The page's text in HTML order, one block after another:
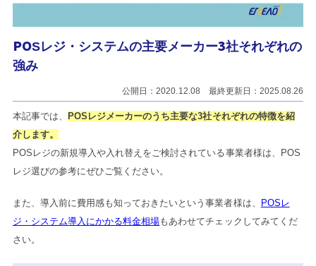
POSレジ・システムの主要メーカー3社それぞれの
強み
公開日：2020.12.08 最終更新日：2025.08.26
本記事では、
POSレジメーカーのうち主要な3社それぞれの特徴を紹
介します。
POSレジの新規導入や入れ替えをご検討されている事業者様は、POS
レジ選びの参考にぜひご覧ください。
また、導入前に費用感も知っておきたいという事業者様は、
POSレ
ジ・システム導入にかかる料金相場もあわせてチェックしてみてくだ
さい。